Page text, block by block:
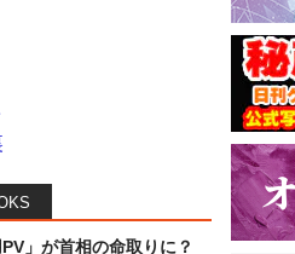
」が首相の命取りに？